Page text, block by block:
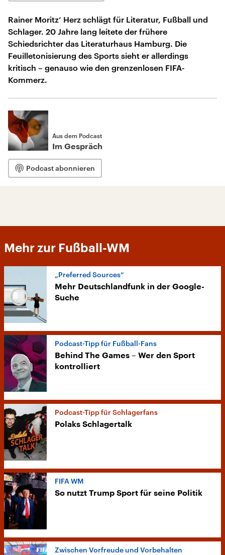
Rainer Moritz‘ Herz schlägt für Literatur, Fußball und
Schlager. 20 Jahre lang leitete der frühere
Schiedsrichter das Literaturhaus Hamburg. Die
Feuilletonisierung des Sports sieht er allerdings
kritisch – genauso wie den grenzenlosen FIFA-
Kommerz.
Aus dem Podcast
Im Gespräch
Podcast abonnieren
Mehr zur Fußball-WM
„Preferred Sources“
Mehr Deutschlandfunk in der Google-
Suche
Podcast-Tipp für Fußball-Fans
Behind The Games – Wer den Sport
kontrolliert
Podcast-Tipp für Schlagerfans
Polaks Schlagertalk
FIFA WM
So nutzt Trump Sport für seine Politik
Zwischen Vorfreude und Vorbehalten